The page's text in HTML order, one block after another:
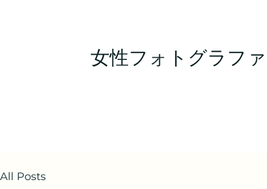
女性フォトグラフ
All Posts